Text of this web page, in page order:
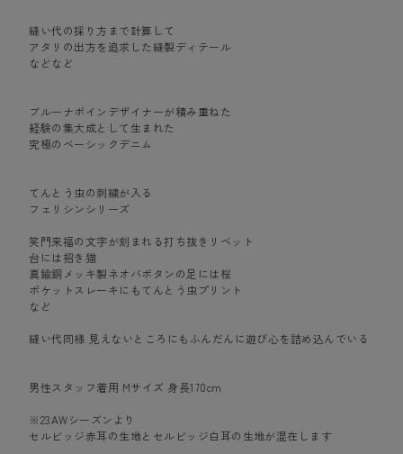
縫い代の採り方まで計算して
アタリの出方を追求した縫製ディテール
などなど
ブルーナボインデザイナーが積み重ねた
経験の集大成として生まれた
究極のベーシックデニム
てんとう虫の刺繍が入る
フェリシンシリーズ
笑門来福の文字が刻まれる打ち抜きリベット
台には招き猫
真鍮銅メッキ製ネオバボタンの足には桜
ポケットスレーキにもてんとう虫プリント
など
縫い代同様 見えないところにもふんだんに遊び心を詰め込んでいる
男性スタッフ着用 Mサイズ 身長170cm
※23AWシーズンより
セルビッジ赤耳の生地とセルビッジ白耳の生地が混在します